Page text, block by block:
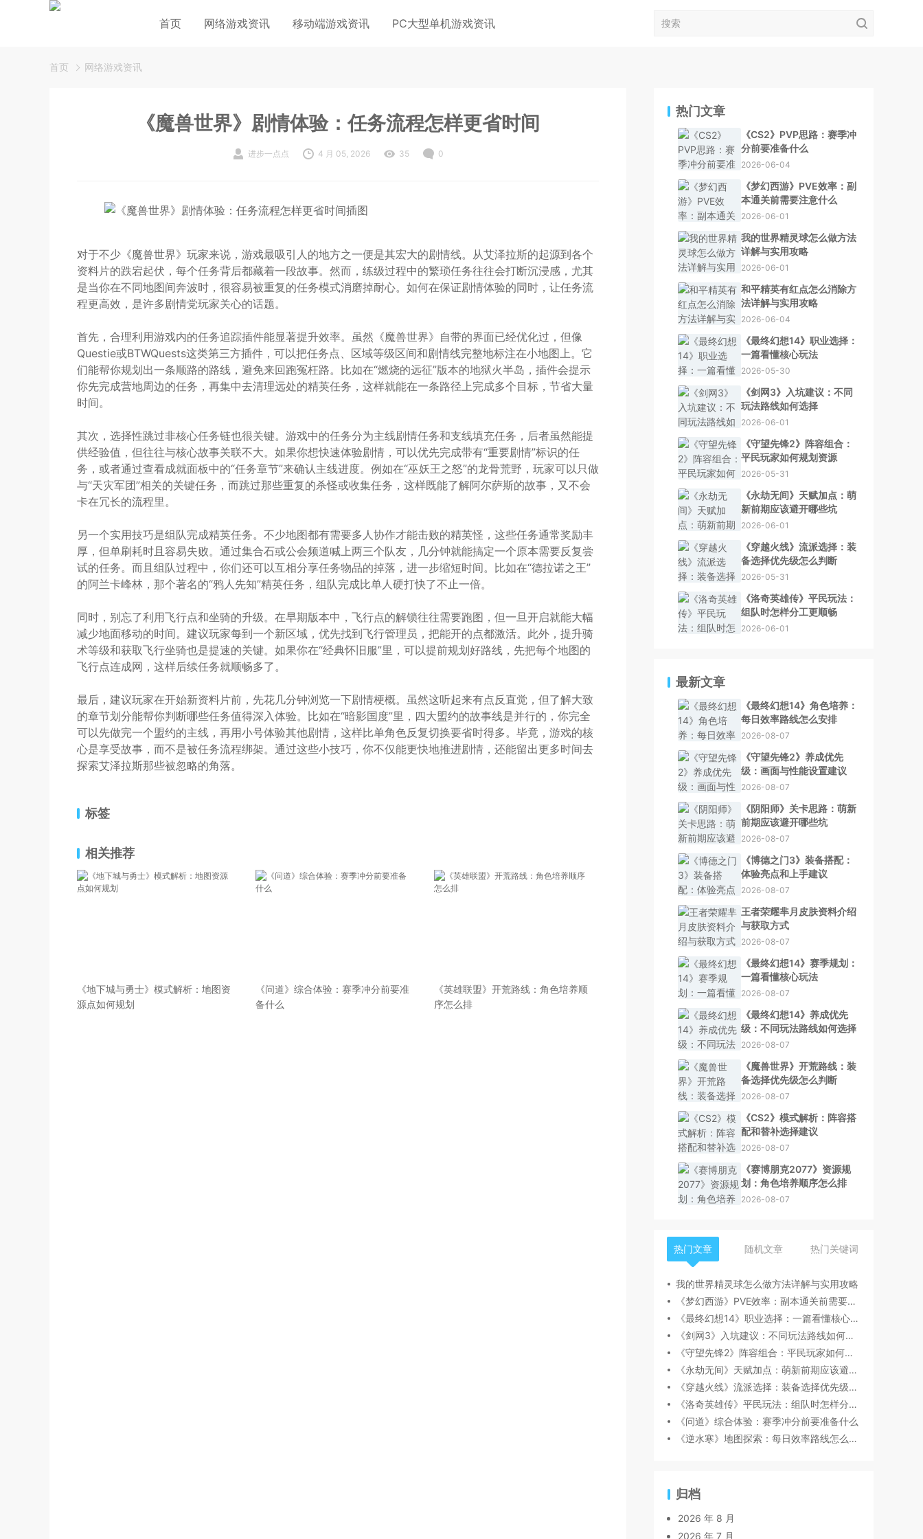
首页 网络游戏资讯 移动端游戏资讯 PC大型单机游戏资讯
首页 网络游戏资讯
《魔兽世界》剧情体验：任务流程怎样更省时间
进步一点点 4 月 05, 2026 35 0
对于不少《魔兽世界》玩家来说，游戏最吸引人的地方之一便是其宏大的剧情线。从艾泽拉斯的起源到各个
资料片的跌宕起伏，每个任务背后都藏着一段故事。然而，练级过程中的繁琐任务往往会打断沉浸感，尤其
是当你在不同地图间奔波时，很容易被重复的任务模式消磨掉耐心。如何在保证剧情体验的同时，让任务流
程更高效，是许多剧情党玩家关心的话题。
首先，合理利用游戏内的任务追踪插件能显著提升效率。虽然《魔兽世界》自带的界面已经优化过，但像
Questie或BTWQuests这类第三方插件，可以把任务点、区域等级区间和剧情线完整地标注在小地图上。它
们能帮你规划出一条顺路的路线，避免来回跑冤枉路。比如在“燃烧的远征”版本的地狱火半岛，插件会提示
你先完成营地周边的任务，再集中去清理远处的精英任务，这样就能在一条路径上完成多个目标，节省大量
时间。
其次，选择性跳过非核心任务链也很关键。游戏中的任务分为主线剧情任务和支线填充任务，后者虽然能提
供经验值，但往往与核心故事关联不大。如果你想快速体验剧情，可以优先完成带有“重要剧情”标识的任
务，或者通过查看成就面板中的“任务章节”来确认主线进度。例如在“巫妖王之怒”的龙骨荒野，玩家可以只做
与“天灾军团”相关的关键任务，而跳过那些重复的杀怪或收集任务，这样既能了解阿尔萨斯的故事，又不会
卡在冗长的流程里。
另一个实用技巧是组队完成精英任务。不少地图都有需要多人协作才能击败的精英怪，这些任务通常奖励丰
厚，但单刷耗时且容易失败。通过集合石或公会频道喊上两三个队友，几分钟就能搞定一个原本需要反复尝
试的任务。而且组队过程中，你们还可以互相分享任务物品的掉落，进一步缩短时间。比如在“德拉诺之王”
的阿兰卡峰林，那个著名的“鸦人先知”精英任务，组队完成比单人硬打快了不止一倍。
同时，别忘了利用飞行点和坐骑的升级。在早期版本中，飞行点的解锁往往需要跑图，但一旦开启就能大幅
减少地面移动的时间。建议玩家每到一个新区域，优先找到飞行管理员，把能开的点都激活。此外，提升骑
术等级和获取飞行坐骑也是提速的关键。如果你在“经典怀旧服”里，可以提前规划好路线，先把每个地图的
飞行点连成网，这样后续任务就顺畅多了。
最后，建议玩家在开始新资料片前，先花几分钟浏览一下剧情梗概。虽然这听起来有点反直觉，但了解大致
的章节划分能帮你判断哪些任务值得深入体验。比如在“暗影国度”里，四大盟约的故事线是并行的，你完全
可以先做完一个盟约的主线，再用小号体验其他剧情，这样比单角色反复切换要省时得多。毕竟，游戏的核
心是享受故事，而不是被任务流程绑架。通过这些小技巧，你不仅能更快地推进剧情，还能留出更多时间去
探索艾泽拉斯那些被忽略的角落。
标签
相关推荐
《地下城与勇士》模式解析：地图资
源点如何规划
《问道》综合体验：赛季冲分前要准
备什么
《英雄联盟》开荒路线：角色培养顺
序怎么排
热门文章
《CS2》PVP思路：赛季冲
分前要准备什么
2026-06-04
《梦幻西游》PVE效率：副
本通关前需要注意什么
2026-06-01
我的世界精灵球怎么做方法
详解与实用攻略
2026-06-01
和平精英有红点怎么消除方
法详解与实用攻略
2026-06-04
《最终幻想14》职业选择：
一篇看懂核心玩法
2026-05-30
《剑网3》入坑建议：不同
玩法路线如何选择
2026-06-01
《守望先锋2》阵容组合：
平民玩家如何规划资源
2026-05-31
《永劫无间》天赋加点：萌
新前期应该避开哪些坑
2026-06-01
《穿越火线》流派选择：装
备选择优先级怎么判断
2026-05-31
《洛奇英雄传》平民玩法：
组队时怎样分工更顺畅
2026-06-01
最新文章
《最终幻想14》角色培养：
每日效率路线怎么安排
2026-08-07
《守望先锋2》养成优先
级：画面与性能设置建议
2026-08-07
《阴阳师》关卡思路：萌新
前期应该避开哪些坑
2026-08-07
《博德之门3》装备搭配：
体验亮点和上手建议
2026-08-07
王者荣耀芈月皮肤资料介绍
与获取方式
2026-08-07
《最终幻想14》赛季规划：
一篇看懂核心玩法
2026-08-07
《最终幻想14》养成优先
级：不同玩法路线如何选择
2026-08-07
《魔兽世界》开荒路线：装
备选择优先级怎么判断
2026-08-07
《CS2》模式解析：阵容搭
配和替补选择建议
2026-08-07
《赛博朋克2077》资源规
划：角色培养顺序怎么排
2026-08-07
热门文章 随机文章 热门关键词
我的世界精灵球怎么做方法详解与实用攻略
《梦幻西游》PVE效率：副本通关前需要注意什么
《最终幻想14》职业选择：一篇看懂核心玩法
《剑网3》入坑建议：不同玩法路线如何选择
《守望先锋2》阵容组合：平民玩家如何规划资源
《永劫无间》天赋加点：萌新前期应该避开哪些坑
《穿越火线》流派选择：装备选择优先级怎么判断
《洛奇英雄传》平民玩法：组队时怎样分工更顺畅
《问道》综合体验：赛季冲分前要准备什么
《逆水寒》地图探索：每日效率路线怎么安排
归档
2026 年 8 月
2026 年 7 月